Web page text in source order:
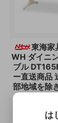
東海家
WH ダイニ
ブル
ー直送商品
部地域を除
置込 生産完
は